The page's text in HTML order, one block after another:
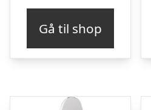
Gå til shop